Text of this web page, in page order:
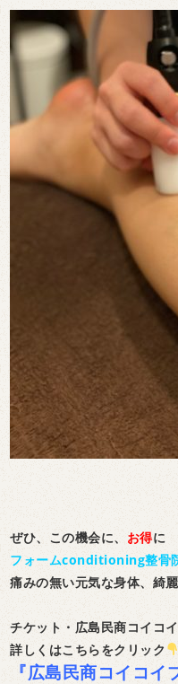
ぜひ、この機会に、 お得に
フォームconditioning整骨
痛みの無い元気な身体、綺
チケット・広島民商コイコ
詳しくはこちらをクリック
『広島民商コイコイ